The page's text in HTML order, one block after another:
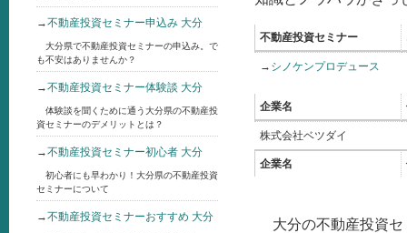
→不動産投資セミナー申込み 大分
大分県で不動産投資セミナーの申込み。で
も不安はありませんか？
→不動産投資セミナー体験談 大分
体験談を聞くために通う大分県の不動産投
資セミナーのデメリットとは？
→不動産投資セミナー初心者 大分
初心者にも早わかり！大分県の不動産投資
セミナーについて
→不動産投資セミナーおすすめ 大分
不動産投資セミナー
→ シノケンプロデュース
企業名
株式会社ベツダイ
企業名
大分の不動産投資